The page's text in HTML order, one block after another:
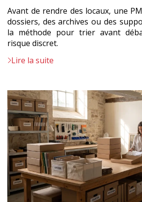
Avant de rendre des locaux, une
dossiers, des archives ou des
la méthode pour trier avant
risque discret.
Lire la suite